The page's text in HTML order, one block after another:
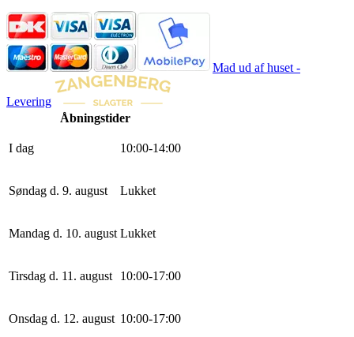
Mad ud af huset -
Levering
Åbningstider
I dag 10:00-14:00
Søndag d. 9. august Lukket
Mandag d. 10. august Lukket
Tirsdag d. 11. august 10:00-17:00
Onsdag d. 12. august 10:00-17:00